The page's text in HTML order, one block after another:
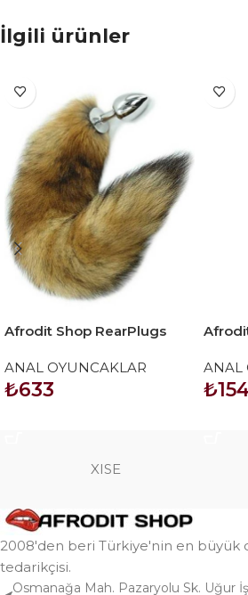
İlgili ürünler
Afrodit Shop RearPlugs
ANAL OYUNCAKLAR
₺633
ANAL
₺
XISE
2008'den beri Türkiye'nin en büyük
tedarikçisi.
Osmanağa Mah. Pazaryolu Sk. Uğur